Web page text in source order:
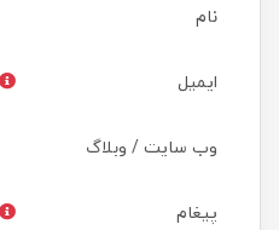
نام
ایمیل
وب سایت / وبلاگ
پیغام